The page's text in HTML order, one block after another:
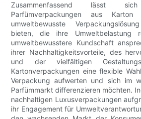
Zusammenfassend lässt
Parfümverpackungen aus
umweltbewusste
bieten, die ihre Umweltbelastung
umweltbewusstere Kundschaft
ihrer Nachhaltigkeitsvorteile, des
und der vielfältigen
Kartonverpackungen eine flexible
Verpackung aufwerten und sich im
Parfümmarkt differenzieren möchten.
nachhaltigen Luxusverpackungen
ihr Engagement für